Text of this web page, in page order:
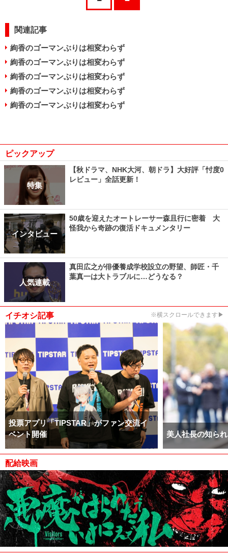
関連記事
絢香のゴーマンぶりは相変わらず
絢香のゴーマンぶりは相変わらず
絢香のゴーマンぶりは相変わらず
絢香のゴーマンぶりは相変わらず
絢香のゴーマンぶりは相変わらず
ピックアップ
特集
【秋ドラマ、NHK大河、朝ドラ】大好評「忖度0
レビュー」全話更新！
インタビュー
50歳を迎えたオートレーサー森且行に密着 大
怪我から奇跡の復活ドキュメンタリー
人気連載
真田広之が俳優養成学校設立の野望、師匠・千
葉真一は大トラブルに…どうなる？
イチオシ記事 ※横スクロールできます▶
投票アプリ「TIPSTAR」がファン交流イ
ベント開催
美人社長の知ら
配給映画